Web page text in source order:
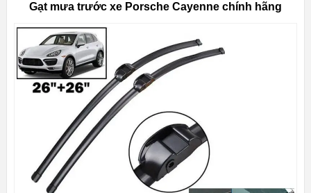
Gạt mưa trước xe Porsche Cayenne chính hãng